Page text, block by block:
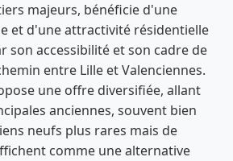
majeurs, bénéficie d'une
et d'une attractivité résidentielle
son accessibilité et son cadre de
entre Lille et Valenciennes.
une offre diversifiée, allant
anciennes, souvent bien
neufs plus rares mais de
comme une alternative